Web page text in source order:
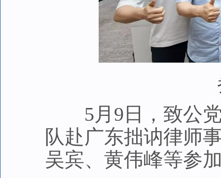
5月9日，致公党
队赴广东拙讷律师
吴宾、黄伟峰等参